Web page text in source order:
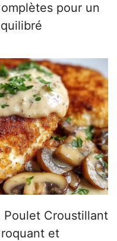
pour un
Poulet Croustillant
et